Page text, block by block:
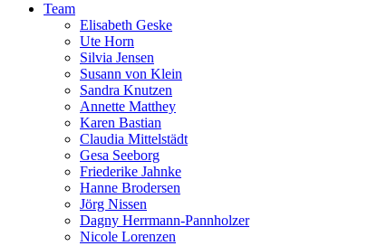
Team
Elisabeth Geske
Ute Horn
Silvia Jensen
Susann von Klein
Sandra Knutzen
Annette Matthey
Karen Bastian
Claudia Mittelstädt
Gesa Seeborg
Friederike Jahnke
Hanne Brodersen
Jörg Nissen
Dagny Herrmann-Pannholzer
Nicole Lorenzen